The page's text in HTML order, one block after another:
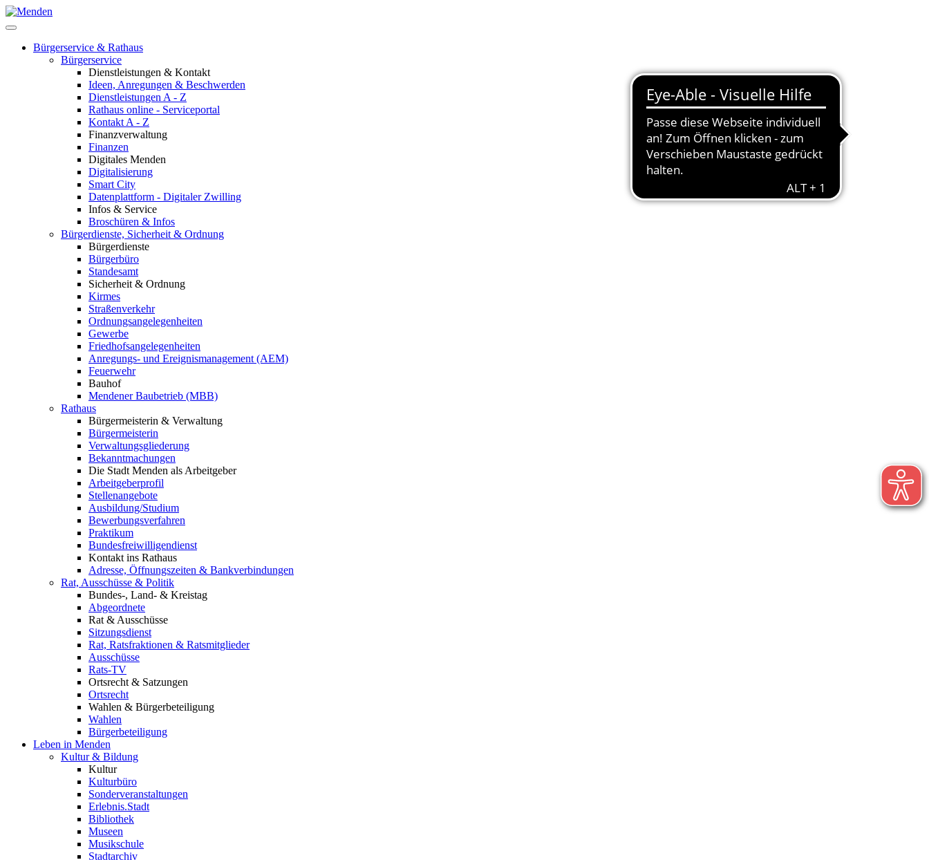
Bürgerservice & Rathaus
Bürgerservice
Dienstleistungen & Kontakt
Ideen, Anregungen & Beschwerden
Dienstleistungen A - Z
Rathaus online - Serviceportal
Kontakt A - Z
Finanzverwaltung
Finanzen
Digitales Menden
Digitalisierung
Smart City
Datenplattform - Digitaler Zwilling
Infos & Service
Broschüren & Infos
Bürgerdienste, Sicherheit & Ordnung
Bürgerdienste
Bürgerbüro
Standesamt
Sicherheit & Ordnung
Kirmes
Straßenverkehr
Ordnungsangelegenheiten
Gewerbe
Friedhofsangelegenheiten
Anregungs- und Ereignismanagement (AEM)
Feuerwehr
Bauhof
Mendener Baubetrieb (MBB)
Rathaus
Bürgermeisterin & Verwaltung
Bürgermeisterin
Verwaltungsgliederung
Bekanntmachungen
Die Stadt Menden als Arbeitgeber
Arbeitgeberprofil
Stellenangebote
Ausbildung/Studium
Bewerbungsverfahren
Praktikum
Bundesfreiwilligendienst
Kontakt ins Rathaus
Adresse, Öffnungszeiten & Bankverbindungen
Rat, Ausschüsse & Politik
Bundes-, Land- & Kreistag
Abgeordnete
Rat & Ausschüsse
Sitzungsdienst
Rat, Ratsfraktionen & Ratsmitglieder
Ausschüsse
Rats-TV
Ortsrecht & Satzungen
Ortsrecht
Wahlen & Bürgerbeteiligung
Wahlen
Bürgerbeteiligung
Leben in Menden
Kultur & Bildung
Kultur
Kulturbüro
Sonderveranstaltungen
Erlebnis.Stadt
Bibliothek
Museen
Musikschule
Stadtarchiv